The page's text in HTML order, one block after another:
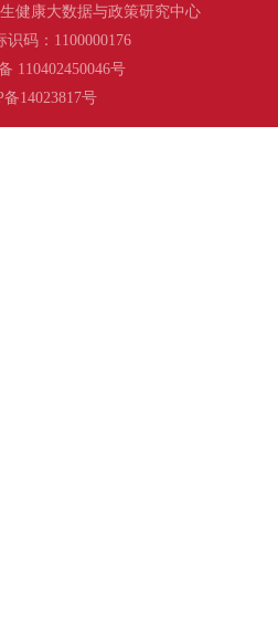
健康大数据与政策研究中心
识码：1100000176
110402450046号
备14023817号